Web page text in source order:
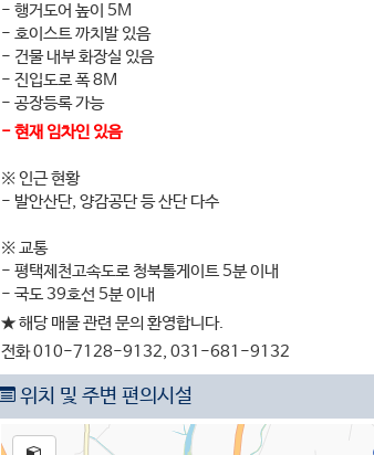
- 행거도어 높이 5M
- 호이스트 까치발 있음
- 건물 내부 화장실 있음
- 진입도로 폭 8M
- 공장등록 가능
- 현재 임차인 있음
※ 인근 현황
- 발안산단, 양감공단 등 산단 다수
※ 교통
- 평택제천고속도로 청북톨게이트 5분 이내
- 국도 39호선 5분 이내
★ 해당 매물 관련 문의 환영합니다.
전화 010-7128-9132, 031-681-9132
위치 및 주변 편의시설